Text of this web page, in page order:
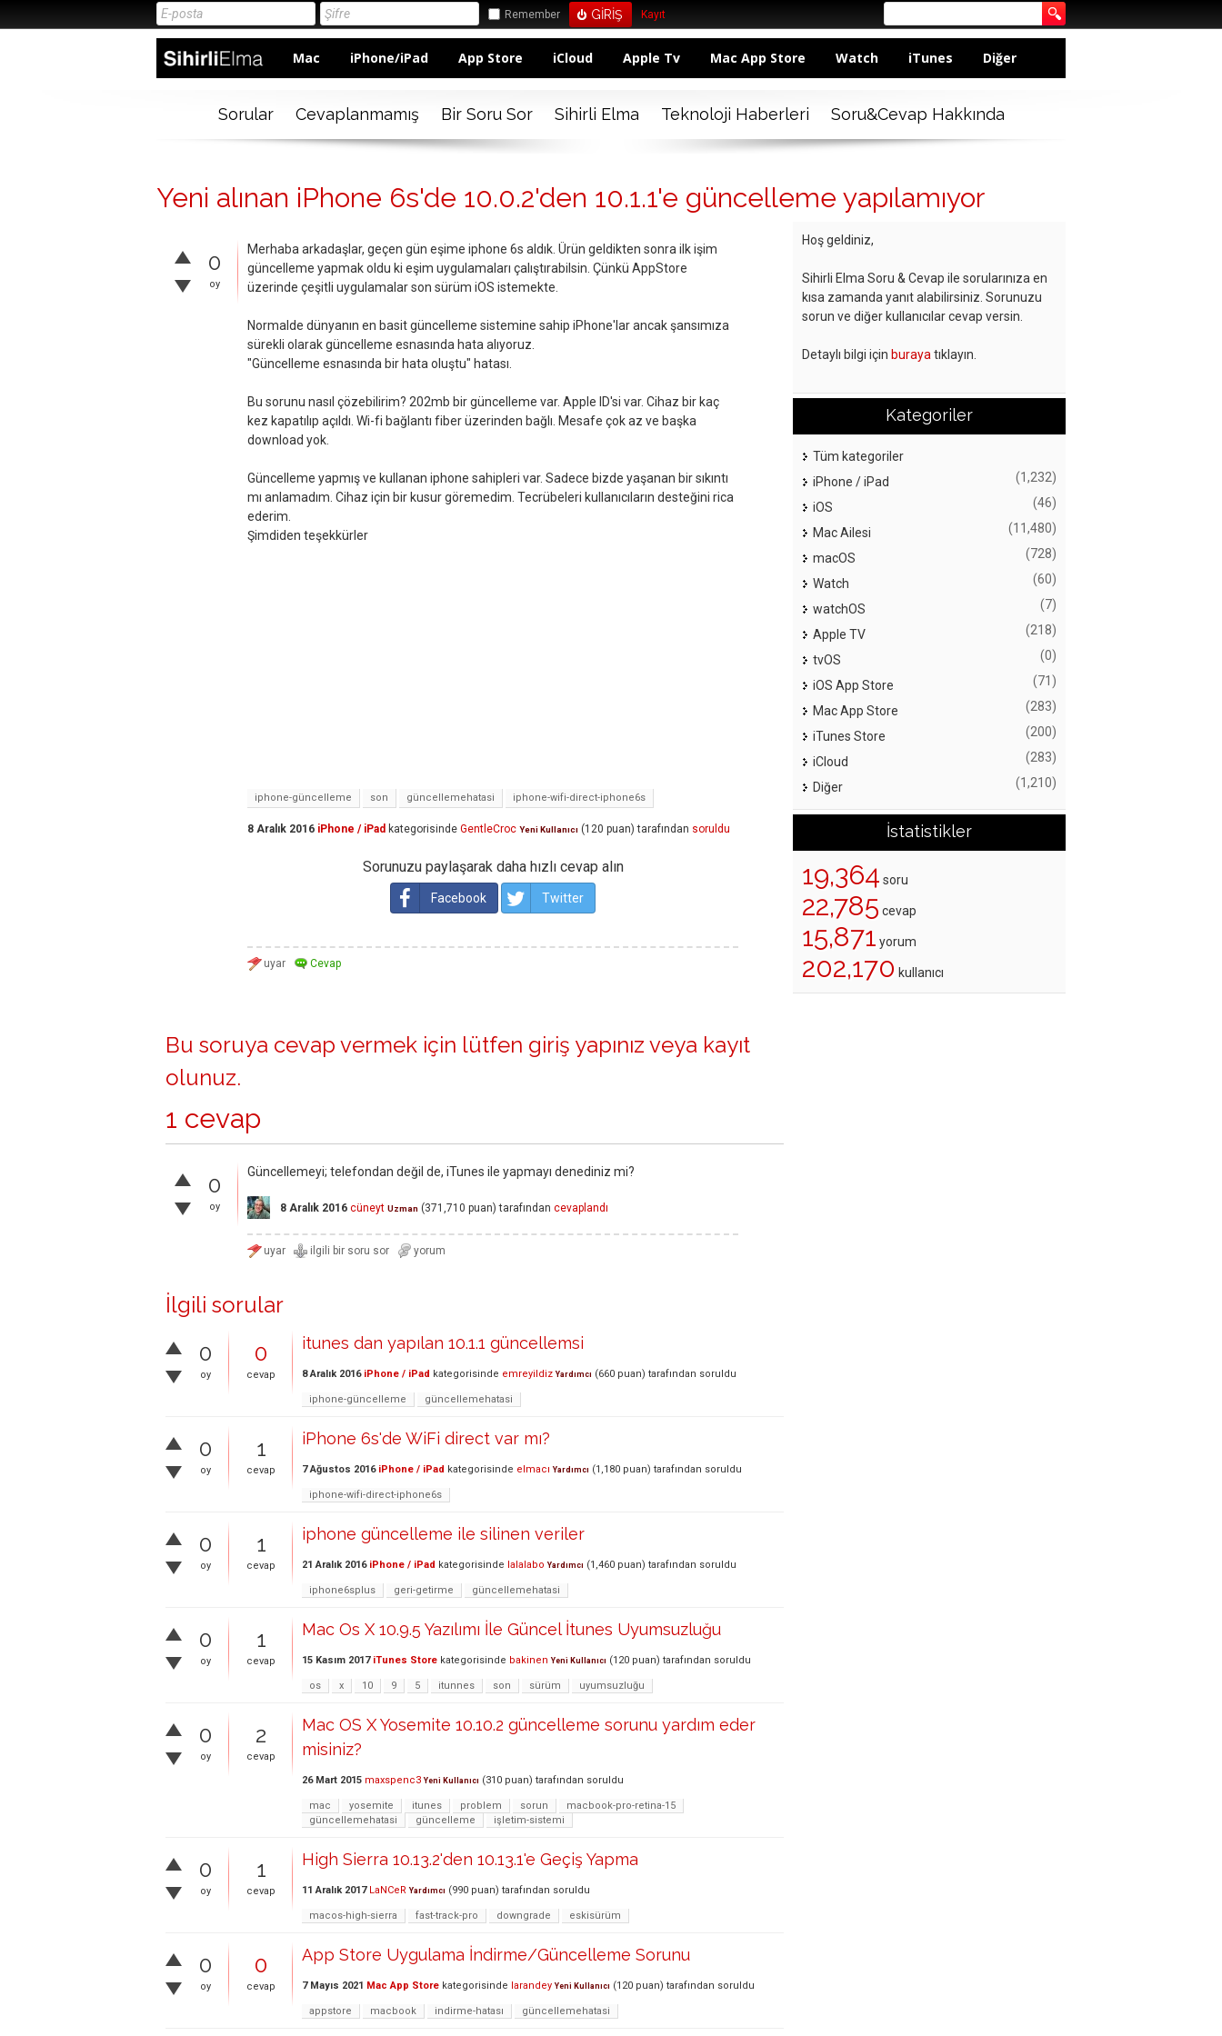
Remember Kayıt
Mac iPhone/iPad App Store iCloud Apple Tv Mac App Store Watch iTunes Diğer
Sorular Cevaplanmamış Bir Soru Sor Sihirli Elma Teknoloji Haberleri Soru&Cevap Hakkında
Yeni alınan iPhone 6s'de 10.0.2'den 10.1.1'e güncelleme yapılamıyor
0
oy
Merhaba arkadaşlar, geçen gün eşime iphone 6s aldık. Ürün geldikten sonra ilk işim
güncelleme yapmak oldu ki eşim uygulamaları çalıştırabilsin. Çünkü AppStore
üzerinde çeşitli uygulamalar son sürüm iOS istemekte.
Normalde dünyanın en basit güncelleme sistemine sahip iPhone'lar ancak şansımıza
sürekli olarak güncelleme esnasında hata alıyoruz.
"Güncelleme esnasında bir hata oluştu" hatası.
Bu sorunu nasıl çözebilirim? 202mb bir güncelleme var. Apple ID'si var. Cihaz bir kaç
kez kapatılıp açıldı. Wi-fi bağlantı fiber üzerinden bağlı. Mesafe çok az ve başka
download yok.
Güncelleme yapmış ve kullanan iphone sahipleri var. Sadece bizde yaşanan bir sıkıntı
mı anlamadım. Cihaz için bir kusur göremedim. Tecrübeleri kullanıcıların desteğini rica
ederim.
Şimdiden teşekkürler
iphone-güncelleme son güncellemehatasi iphone-wifi-direct-iphone6s
8 Aralık 2016 iPhone / iPad kategorisinde GentleCroc Yeni Kullanıcı (120 puan) tarafından soruldu
Sorunuzu paylaşarak daha hızlı cevap alın
Facebook Twitter
Bu soruya cevap vermek için lütfen giriş yapınız veya kayıt
olunuz.
1 cevap
0
oy
Güncellemeyi; telefondan değil de, iTunes ile yapmayı denediniz mi?
8 Aralık 2016 cüneyt Uzman (371,710 puan) tarafından cevaplandı
İlgili sorular
0
oy
0
cevap
itunes dan yapılan 10.1.1 güncellemsi
8 Aralık 2016 iPhone / iPad kategorisinde emreyildiz Yardımcı (660 puan) tarafından soruldu
iphone-güncelleme güncellemehatasi
0
oy
1
cevap
iPhone 6s'de WiFi direct var mı?
7 Ağustos 2016 iPhone / iPad kategorisinde elmacı Yardımcı (1,180 puan) tarafından soruldu
iphone-wifi-direct-iphone6s
0
oy
1
cevap
iphone güncelleme ile silinen veriler
21 Aralık 2016 iPhone / iPad kategorisinde lalalabo Yardımcı (1,460 puan) tarafından soruldu
iphone6splus geri-getirme güncellemehatasi
0
oy
1
cevap
Mac Os X 10.9.5 Yazılımı İle Güncel İtunes Uyumsuzluğu
15 Kasım 2017 iTunes Store kategorisinde bakinen Yeni Kullanıcı (120 puan) tarafından soruldu
os x 10 9 5 itunnes son sürüm uyumsuzluğu
0
oy
2
cevap
Mac OS X Yosemite 10.10.2 güncelleme sorunu yardım eder
misiniz?
26 Mart 2015 maxspenc3 Yeni Kullanıcı (310 puan) tarafından soruldu
mac yosemite itunes problem sorun
macbook-pro-retina-15
güncellemehatasi
güncelleme işletim-sistemi
0
oy
1
cevap
High Sierra 10.13.2'den 10.13.1'e Geçiş Yapma
11 Aralık 2017 LaNCeR Yardımcı (990 puan) tarafından soruldu
macos-high-sierra fast-track-pro downgrade eskisürüm
0
oy
0
cevap
App Store Uygulama İndirme/Güncelleme Sorunu
7 Mayıs 2021 Mac App Store kategorisinde larandey Yeni Kullanıcı (120 puan) tarafından soruldu
appstore macbook indirme-hatası güncellemehatasi
Hoş geldiniz,
Sihirli Elma Soru & Cevap ile sorularınıza en
kısa zamanda yanıt alabilirsiniz. Sorunuzu
sorun ve diğer kullanıcılar cevap versin.
Detaylı bilgi için buraya tıklayın.
Kategoriler
Tüm kategoriler
iPhone / iPad
(1,232)
iOS (46)
Mac Ailesi (11,480)
macOS (728)
Watch (60)
watchOS (7)
Apple TV (218)
tvOS (0)
iOS App Store (71)
Mac App Store (283)
iTunes Store (200)
iCloud (283)
Diğer (1,210)
İstatistikler
19,364 soru
22,785 cevap
15,871 yorum
202,170 kullanıcı